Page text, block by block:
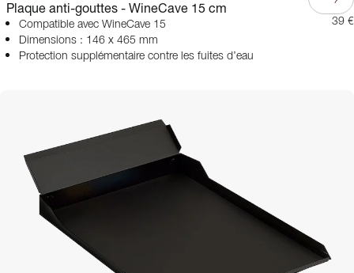
Plaque anti-gouttes - WineCave 15 cm
Compatible avec WineCave 15
Dimensions : 146 x 465 mm
Protection supplémentaire contre les fuites d’eau
39 €